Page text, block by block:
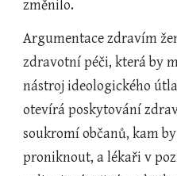
změnilo.
Argumentace zdravím
zdravotní péči, která by
nástroj ideologického
otevírá poskytování
soukromí občanů, kam
proniknout, a lékaři v